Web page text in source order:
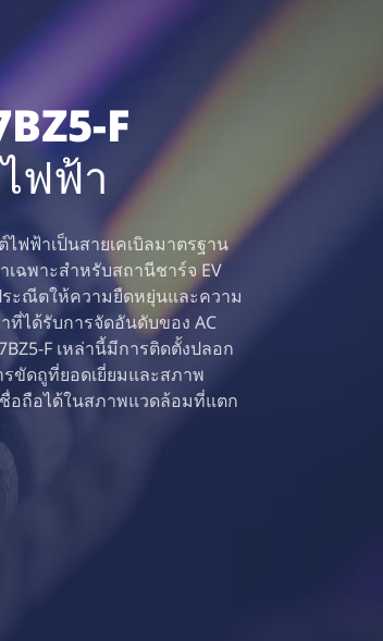
F
ฟฟ้า
ไฟฟ้าเป็นสายเคเบิลมาตรฐาน
ฉพาะสำหรับสถานีชาร์จ EV
ะณีตให้ความยืดหยุ่นและความ
ได้รับการจัดอันดับของ AC
F เหล่านี้มีการติดตั้งปลอก
ขัดถูที่ยอดเยี่ยมและสภาพ
อถือได้ในสภาพแวดล้อมที่แตก